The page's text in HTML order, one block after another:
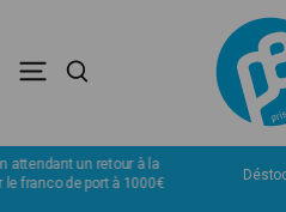
Déstockage : profitez de remise